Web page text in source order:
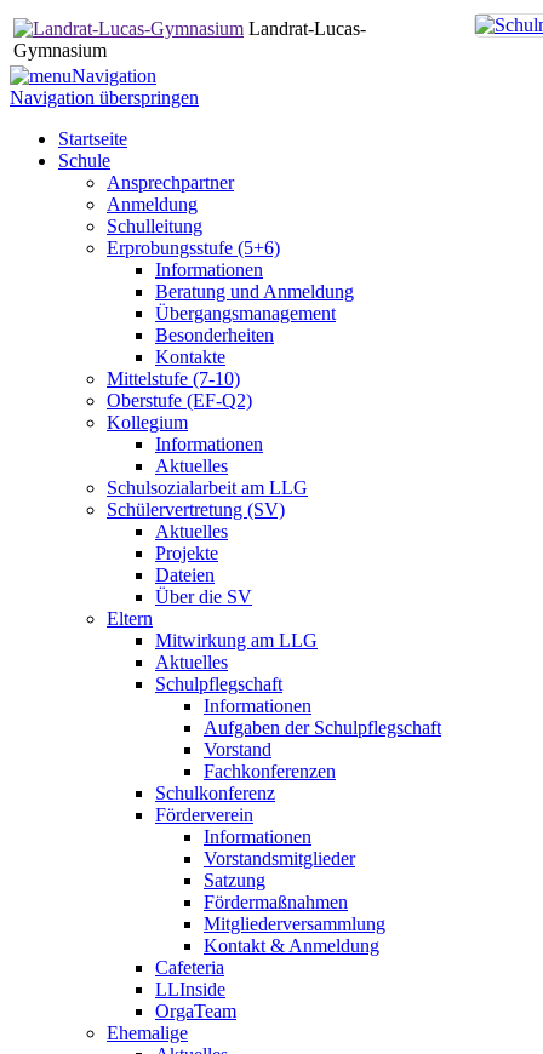
Landrat-Lucas-
Gymnasium
Navigation
Navigation überspringen
Startseite
Schule
Ansprechpartner
Anmeldung
Schulleitung
Erprobungsstufe (5+6)
Informationen
Beratung und Anmeldung
Übergangsmanagement
Besonderheiten
Kontakte
Mittelstufe (7-10)
Oberstufe (EF-Q2)
Kollegium
Informationen
Aktuelles
Schulsozialarbeit am LLG
Schülervertretung (SV)
Aktuelles
Projekte
Dateien
Über die SV
Eltern
Mitwirkung am LLG
Aktuelles
Schulpflegschaft
Informationen
Aufgaben der Schulpflegschaft
Vorstand
Fachkonferenzen
Schulkonferenz
Förderverein
Informationen
Vorstandsmitglieder
Satzung
Fördermaßnahmen
Mitgliederversammlung
Kontakt & Anmeldung
Cafeteria
LLInside
OrgaTeam
Ehemalige